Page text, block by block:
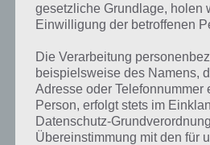
Verdienst du alle 5 Sterne,
– Du musst nicht alle Sterne
Tipps zum Upgrade deine
Asphalt Xtreme
gesetzliche Grundlage, holen
Einwilligung der betroffenen
Die Verarbeitung
beispielsweise des Namens,
Adresse oder Telefonnummer
Person, erfolgt stets im
Datenschutz-
Übereinstimmung mit den für